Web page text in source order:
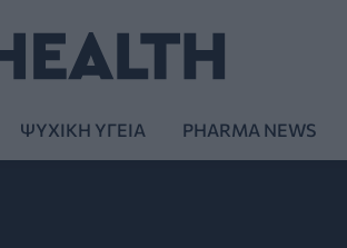
ΨΥΧΙΚΗ ΥΓΕΙΑ PHARMA NEWS